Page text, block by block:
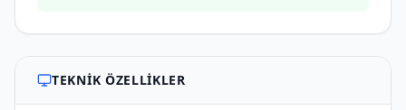
TEKNIK ÖZELLIKLER